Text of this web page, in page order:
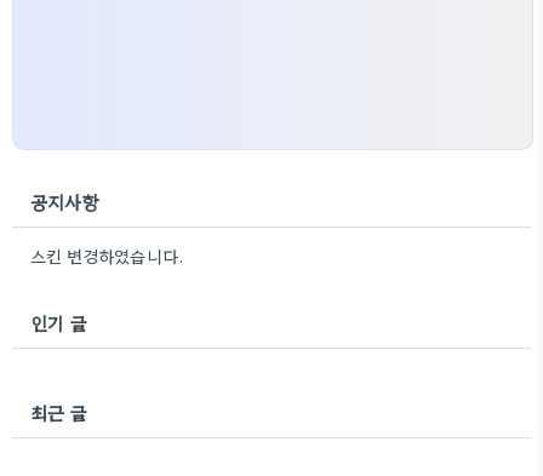
공지사항
스킨 변경하였습니다.
인기 글
최근 글